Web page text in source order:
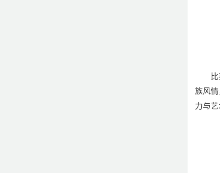
族风
力与